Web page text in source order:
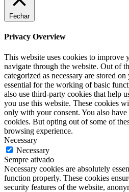
Fechar
Privacy Overview
This website uses cookies to improve
navigate through the website. Out of
categorized as necessary are stored
essential for the working of basic
also use third-party cookies that help
you use this website. These cookies
only with your consent. You also
cookies. But opting out of some of
browsing experience.
Necessary
Necessary
Sempre ativado
Necessary cookies are absolutely
function properly. These cookies
security features of the website,